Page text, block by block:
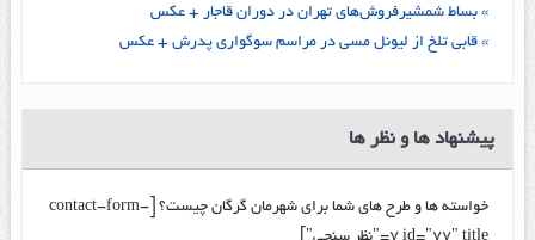
» بساط شمشیرفروش‌های تهران در دوران قاجار + عکس
» قابی تلخ از لیونل مسی در مراسم سوگواری پدرش + عکس
پیشنهاد ها و نظر ها
خواسته ها و طرح های شما برای شهرمان گرگان چیست؟ [contact-form-